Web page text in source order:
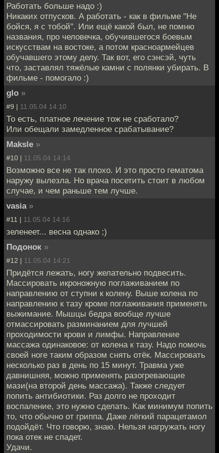
Работать больше надо :)
Никаких отпусков. А работать - как в фильме "Не
бойся, я с тобой". Или ещё какой был, не помню
названия, про человечка, обучившегося боевым
искусствам на востоке, а потом красноармейцев
обучавшего этому делу. Так вот, его сэнсэй, чуть
что, заставлял тяжёлые камни с полянки убирать. В
фильме - помогало :)
glo »
#9 | 11.05.04 14:10
То есть, платное лечение тож не сработало?
Или обещали замедленное срабатывание?
Maksle »
#10 | 11.05.04 14:14
Возможно все не так плохо. И это просто гематома
наружу вылезла. Но врача посетить стоит в любом
случае, и чем раньше тем лучше.
vasia »
#11 | 11.05.04 14:16
зеленеет... весна однако ;)
Подонок »
#12 | 11.05.04 14:21
Придётся лежать, ногу желательно подвесить.
Массировать икроножную поглаживанием по
направлению от ступни к колену. Выше колена по
направлению к тазу кроме поглаживания применять
выжимание. Мышцы бедра вообще лучше
отмассировать разминанием для лучшей
проходимости крови и лимфы. Направление
массажа одинаковое: от колена к тазу. Надо помочь
своей ноге таким образом снять отёк. Массировать
несколько раз в день по 15 минут. Травма уже
давнишняя, можно применять разогревающие
мази(на второй день массажа). Также следует
попить антибиотики. Раз долго не проходит
воспаление, это нужно сделать. Как минимум попить
то, что обычно от гриппа. Даже лёгкий парацетамол
подойдёт. Что говорю, знаю. Нельзя нагружать ногу
пока отек не спадет.
Удачи.